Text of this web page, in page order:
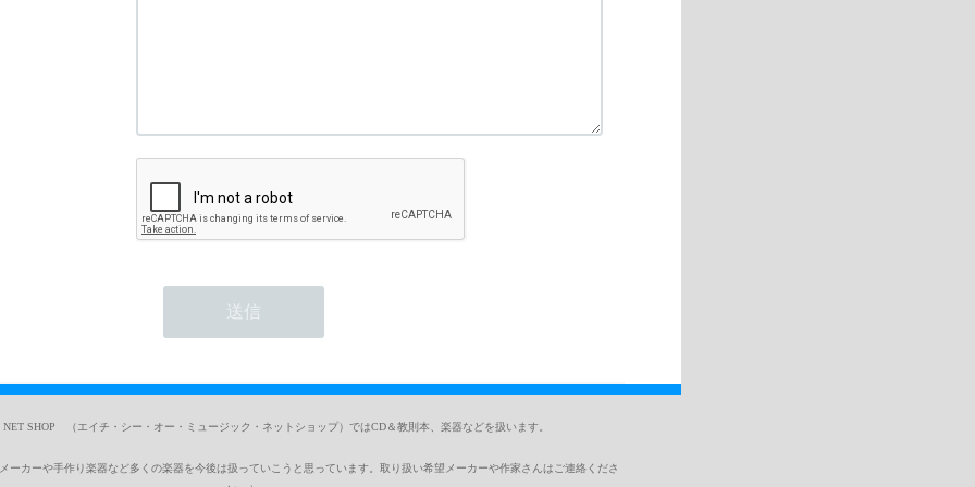
NET SHOP （エイチ・シー・オー・ミュージック・ネットショップ）ではCD＆教則本、楽器などを扱います。
ーカーや手作り楽器など多くの楽器を今後は扱っていこうと思っています。取り扱い希望メーカーや作家さんはご連絡くださ